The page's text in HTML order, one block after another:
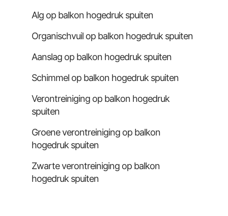
Alg op balkon hogedruk spuiten
Organischvuil op balkon hogedruk spuiten
Aanslag op balkon hogedruk spuiten
Schimmel op balkon hogedruk spuiten
Verontreiniging op balkon hogedruk
spuiten
Groene verontreiniging op balkon
hogedruk spuiten
Zwarte verontreiniging op balkon
hogedruk spuiten